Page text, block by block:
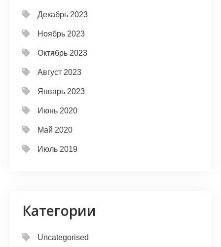
Декабрь 2023
Ноябрь 2023
Октябрь 2023
Август 2023
Январь 2023
Июнь 2020
Май 2020
Июль 2019
Категории
Uncategorised